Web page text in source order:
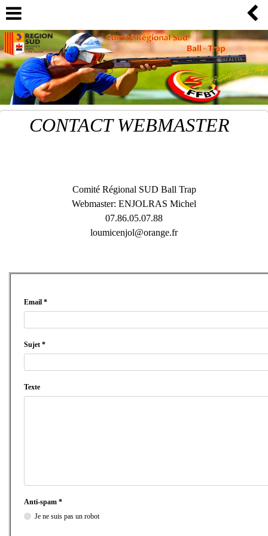
CONTACT WEBMASTER
Comité Régional SUD Ball Trap
Webmaster: ENJOLRAS Michel
07.86.05.07.88
loumicenjol@orange.fr
Email *
Sujet *
Texte
Anti-spam *
Je ne suis pas un robot